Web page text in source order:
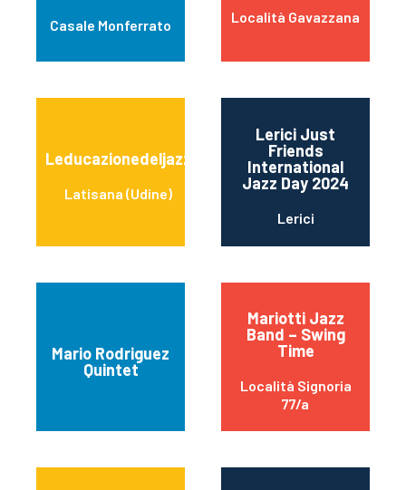
Casale Monferrato Località Gavazzana
Leducazionedeljazz
Latisana (Udine)
Lerici Just
Friends
International
Jazz Day 2024
Lerici
Mario Rodriguez
Quintet
Mariotti Jazz
Band – Swing
Time
Località Signoria
77/a